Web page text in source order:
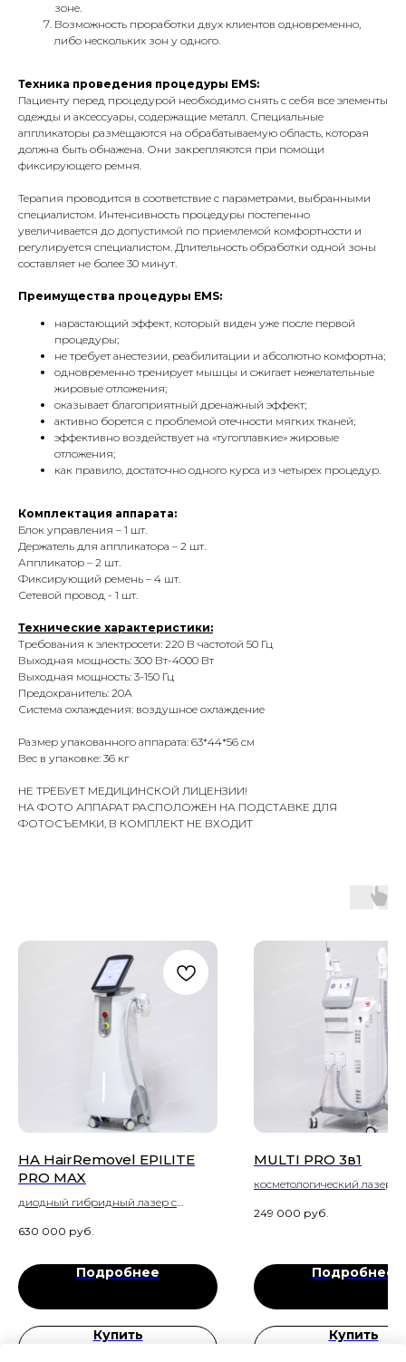
зоне.
Возможность проработки двух клиентов одновременно,
либо нескольких зон у одного.
Техника проведения процедуры EMS:
Пациенту перед процедурой необходимо снять с себя все элементы
одежды и аксессуары, содержащие металл. Специальные
аппликаторы размещаются на обрабатываемую область, которая
должна быть обнажена. Они закрепляются при помощи
фиксирующего ремня.
Терапия проводится в соответствие с параметрами, выбранными
специалистом. Интенсивность процедуры постепенно
увеличивается до допустимой по приемлемой комфортности и
регулируется специалистом. Длительность обработки одной зоны
составляет не более 30 минут.
Преимущества процедуры EMS:
нарастающий эффект, который виден уже после первой
процедуры;
не требует анестезии, реабилитации и абсолютно комфортна;
одновременно тренирует мышцы и сжигает нежелательные
жировые отложения;
оказывает благоприятный дренажный эффект;
активно борется с проблемой отечности мягких тканей;
эффективно воздействует на «тугоплавкие» жировые
отложения;
как правило, достаточно одного курса из четырех процедур.
Комплектация аппарата:
Блок управления – 1 шт.
Держатель для аппликатора – 2 шт.
Аппликатор – 2 шт.
Фиксирующий ремень – 4 шт.
Сетевой провод - 1 шт.
Технические характеристики:
Требования к электросети: 220 В частотой 50 Гц
Выходная мощность: 300 Вт-4000 Вт
Выходная мощность: 3-150 Гц
Предохранитель: 20А
Система охлаждения: воздушное охлаждение
Размер упакованного аппарата: 63*44*56 см
Вес в упаковке: 36 кг
НЕ ТРЕБУЕТ МЕДИЦИНСКОЙ ЛИЦЕНЗИИ!
НА ФОТО АППАРАТ РАСПОЛОЖЕН НА ПОДСТАВКЕ ДЛЯ
ФОТОСЪЕМКИ, В КОМПЛЕКТ НЕ ВХОДИТ
HA HairRemovel EPILITE
PRO MAX
диодный гибридный лазер с
манипулы
630 000 руб.
Подробнее
Купить
MULTI PRO 3в1
косметологический
фотоэпиляции,
249 000 руб.
Подробнее
Купить